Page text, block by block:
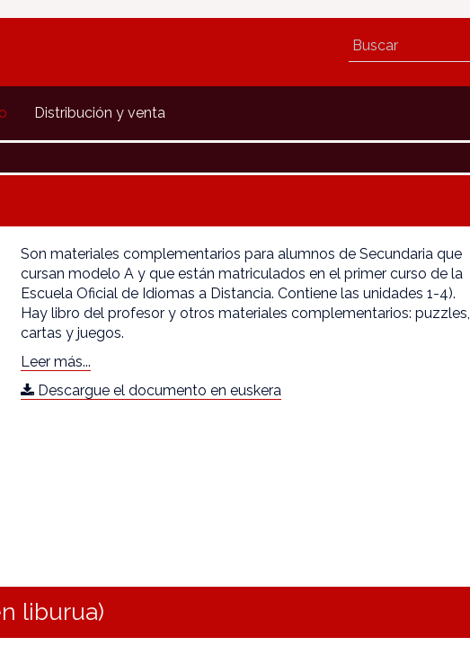
Distribución y venta
Son materiales complementarios para alumnos de Secundaria que
cursan modelo A y que están matriculados en el primer curso de la
Escuela Oficial de Idiomas a Distancia. Contiene las unidades 1-4).
Hay libro del profesor y otros materiales complementarios: puzzles,
cartas y juegos.
Leer más...
Descargue el documento en euskera
liburua)